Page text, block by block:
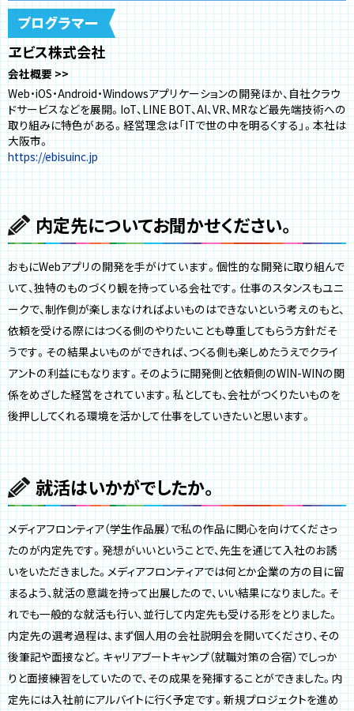
ヱビス株式会社
会社概要
Web・iOS・Android・Windowsアプリケーションの開発ほか、自社クラウ
ドサービスなどを展開。IoT、LINE BOT、AI、VR、MRなど最先端技術への
取り組みに特色がある。経営理念は「ITで世の中を明るくする」。本社は
大阪市。
https://ebisuinc.jp
内定先についてお聞かせください。
おもにWebアプリの開発を手がけています。個性的な開発に取り組んで
いて、独特のものづくり観を持っている会社です。仕事のスタンスもユニ
ークで、制作側が楽しまなければよいものはできないという考えのもと、
依頼を受ける際にはつくる側のやりたいことも尊重してもらう方針だそ
うです。その結果よいものができれば、つくる側も楽しめたうえでクライ
アントの利益にもなります。そのように開発側と依頼側のWIN-WINの関
係をめざした経営をされています。私としても、会社がつくりたいものを
後押ししてくれる環境を活かして仕事をしていきたいと思います。
就活はいかがでしたか。
メディアフロンティア（学生作品展）で私の作品に関心を向けてくださっ
たのが内定先です。発想がいいということで、先生を通じて入社のお誘
いをいただきました。メディアフロンティアでは何とか企業の方の目に留
まるよう、就活の意識を持って出展したので、いい結果になりました。そ
れでも一般的な就活も行い、並行して内定先も受ける形をとりました。
内定先の選考過程は、まず個人用の会社説明会を開いてくださり、その
後筆記や面接など。キャリアブートキャンプ（就職対策の合宿）でしっか
りと面接練習をしていたので、その成果を発揮することができました。内
定先には入社前にアルバイトに行く予定です。新規プロジェクトを進め